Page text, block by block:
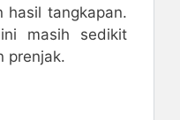
hasil tangkapan.
masih sedikit
prenjak.